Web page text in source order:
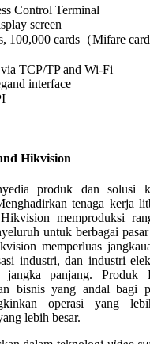
Control Terminal
screen
100,000 cards（Mifare
TCP/TP and Wi-Fi
interface
Hikvision
produk dan solusi
tenaga kerja
memproduksi
untuk berbagai
memperluas
industri, dan industri
jangka panjang. Produk
bisnis yang andal bagi
operasi yang
lebih besar.